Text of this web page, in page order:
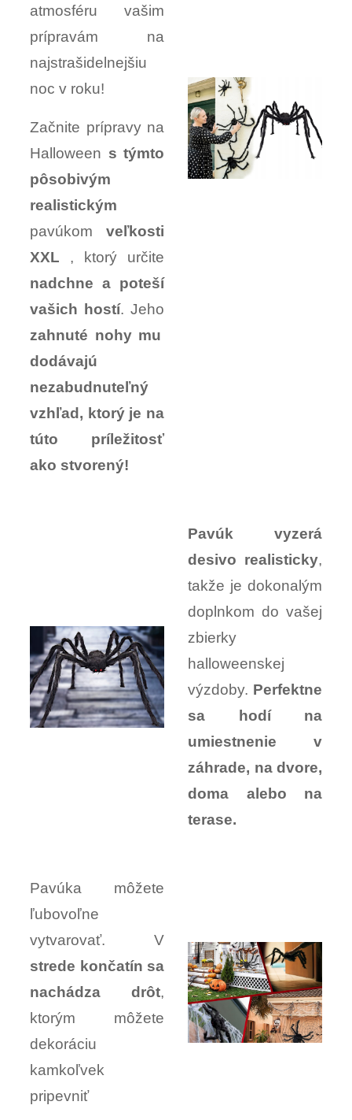
atmosféru vašim
prípravám na
najstrašidelnejšiu
noc v roku!
Začnite prípravy na
Halloween s týmto
pôsobivým
realistickým
pavúkom veľkosti
XXL , ktorý určite
nadchne a poteší
vašich hostí. Jeho
zahnuté nohy mu
dodávajú
nezabudnuteľný
vzhľad, ktorý je na
túto príležitosť
ako stvorený!
Pavúk vyzerá
desivo realisticky,
takže je dokonalým
doplnkom do vašej
zbierky
halloweenskej
výzdoby. Perfektne
sa hodí na
umiestnenie v
záhrade, na dvore,
doma alebo na
terase.
Pavúka môžete
ľubovoľne
vytvarovať. V
strede končatín sa
nachádza drôt,
ktorým môžete
dekoráciu
kamkoľvek
pripevniť